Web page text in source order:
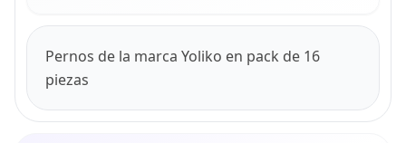
Pernos de la marca Yoliko en pack de 16
piezas